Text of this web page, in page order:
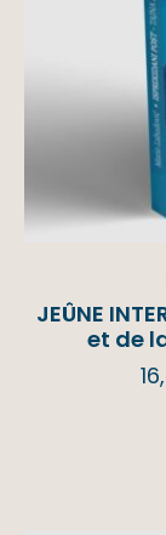
JEÛNE
et de